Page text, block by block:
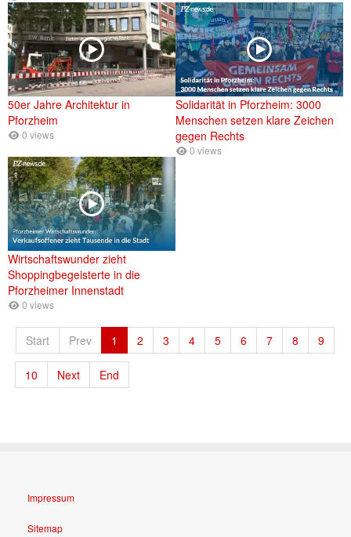
50er Jahre Architektur in
Pforzheim
0 views
Solidarität in Pforzheim: 3000
Menschen setzen klare Zeichen
gegen Rechts
0 views
Wirtschaftswunder zieht
Shoppingbegeisterte in die
Pforzheimer Innenstadt
0 views
Start Prev 1 2 3 4 5 6 7 8 9
10 Next End
Impressum
Sitemap